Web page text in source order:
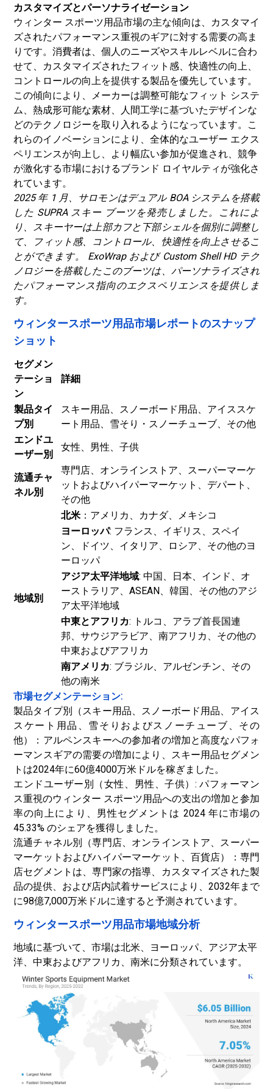
カスタマイズとパーソナライゼーション
ウィンター スポーツ用品市場の主な傾向は、カスタマイ
ズされたパフォーマンス重視のギアに対する需要の高ま
りです。消費者は、個人のニーズやスキルレベルに合わ
せて、カスタマイズされたフィット感、快適性の向上、
コントロールの向上を提供する製品を優先しています。
この傾向により、メーカーは調整可能なフィット システ
ム、熱成形可能な素材、人間工学に基づいたデザインな
どのテクノロジーを取り入れるようになっています。こ
れらのイノベーションにより、全体的なユーザー エクス
ペリエンスが向上し、より幅広い参加が促進され、競争
が激化する市場におけるブランド ロイヤルティが強化さ
れています。
2025 年 1 月、サロモンはデュアル BOA システムを搭載
した SUPRA スキー ブーツを発売しました。これによ
り、スキーヤーは上部カフと下部シェルを個別に調整し
て、フィット感、コントロール、快適性を向上させるこ
とができます。 ExoWrap および Custom Shell HD テク
ノロジーを搭載したこのブーツは、パーソナライズされ
たパフォーマンス指向のエクスペリエンスを提供しま
す。
ウィンタースポーツ用品市場レポートのスナップ
ショット
セグメン
テーショ
ン
詳細
製品タイ
プ別
スキー用品、スノーボード用品、アイススケ
ート用品、雪そり・スノーチューブ、その他
エンドユ
ーザー別
女性、男性、子供
流通チャ
ネル別
専門店、オンラインストア、スーパーマーケ
ットおよびハイパーマーケット、デパート、
その他
地域別
北米 ：アメリカ、カナダ、メキシコ
ヨーロッパ: フランス、イギリス、スペイ
ン、ドイツ、イタリア、ロシア、その他のヨ
ーロッパ
アジア太平洋地域: 中国、日本、インド、オ
ーストラリア、ASEAN、韓国、その他のアジ
ア太平洋地域
中東とアフリカ: トルコ、アラブ首長国連
邦、サウジアラビア、南アフリカ、その他の
中東およびアフリカ
南アメリカ: ブラジル、アルゼンチン、その
他の南米
市場セグメンテーション:
製品タイプ別（スキー用品、スノーボード用品、アイス
スケート用品、雪そりおよびスノーチューブ、その
他）：アルペンスキーへの参加者の増加と高度なパフォ
ーマンスギアの需要の増加により、スキー用品セグメン
トは2024年に60億4000万米ドルを稼ぎました。
エンドユーザー別（女性、男性、子供）: パフォーマン
ス重視のウィンター スポーツ用品への支出の増加と参加
率の向上により、男性セグメントは 2024 年に市場の
45.33% のシェアを獲得しました。
流通チャネル別（専門店、オンラインストア、スーパー
マーケットおよびハイパーマーケット、百貨店）：専門
店セグメントは、専門家の指導、カスタマイズされた製
品の提供、および店内試着サービスにより、2032年まで
に98億7,000万米ドルに達すると予測されています。
ウィンタースポーツ用品市場地域分析
地域に基づいて、市場は北米、ヨーロッパ、アジア太平
洋、中東およびアフリカ、南米に分類されています。